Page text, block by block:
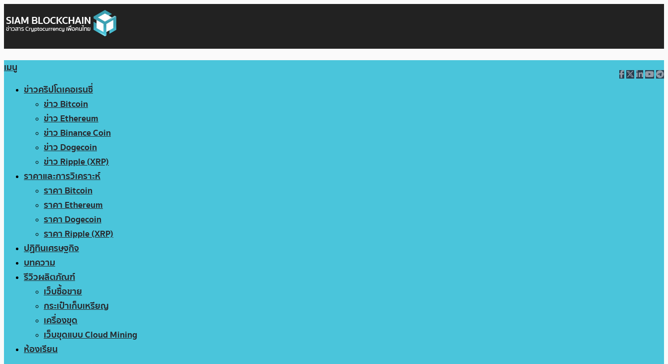
เมนู
ข่าวคริปโตเคอเรนซี่
ข่าว Bitcoin
ข่าว Ethereum
ข่าว Binance Coin
ข่าว Dogecoin
ข่าว Ripple (XRP)
ราคาและการวิเคราะห์
ราคา Bitcoin
ราคา Ethereum
ราคา Dogecoin
ราคา Ripple (XRP)
ปฏิทินเศรษฐกิจ
บทความ
รีวิวผลิตภัณฑ์
เว็บซื้อขาย
กระเป๋าเก็บเหรียญ
เครื่องขุด
เว็บขุดแบบ Cloud Mining
ห้องเรียน